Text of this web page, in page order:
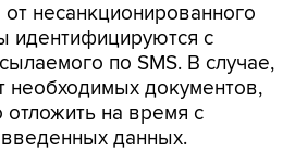
несанкционированного
идентифицируются с
по SMS. В случае,
необходимых документов,
на время с
данных.